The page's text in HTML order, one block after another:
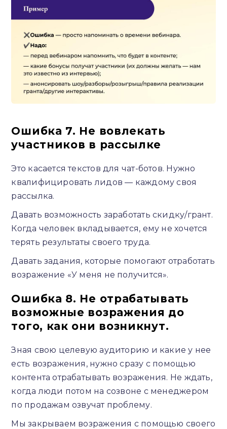
Ошибка 7. Не вовлекать
участников в рассылке
Это касается текстов для чат-ботов. Нужно
квалифицировать лидов — каждому своя
рассылка.
Давать возможность заработать скидку/грант.
Когда человек вкладывается, ему не хочется
терять результаты своего труда.
Давать задания, которые помогают отработать
возражение «У меня не получится».
Ошибка 8. Не отрабатывать
возможные возражения до
того, как они возникнут.
Зная свою целевую аудиторию и какие у нее
есть возражения, нужно сразу с помощью
контента отрабатывать возражения. Не ждать,
когда люди потом на созвоне с менеджером
по продажам озвучат проблему.
Мы закрываем возражения с помощью своего